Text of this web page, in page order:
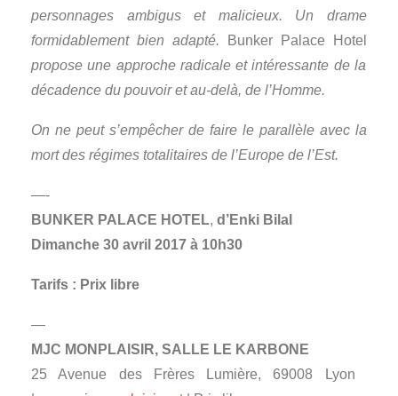
personnages ambigus et malicieux. Un drame
formidablement bien adapté.
Bunker Palace Hotel
propose une approche radicale et intéressante de la
décadence du pouvoir et au-delà, de l’Homme.
On ne peut s’empêcher de faire le parallèle avec la
mort des régimes totalitaires de l’Europe de l’Est.
—-
BUNKER PALACE HOTEL, d’Enki Bilal
Dimanche 30 avril 2017 à 10h30
Tarifs : Prix libre
—
MJC MONPLAISIR, SALLE LE KARBONE
25 Avenue des Frères Lumière, 69008 Lyon ‎